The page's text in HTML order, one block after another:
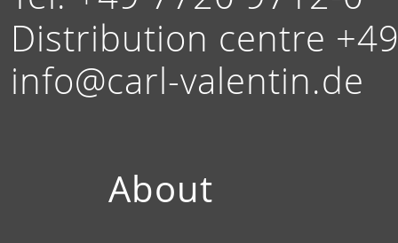
Distribution centre
info@carl-valentin.de
About